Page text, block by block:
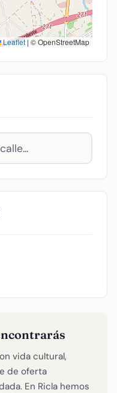
Leaflet | © OpenStreetMap
vida cultural,
de oferta
En Ricla hemos